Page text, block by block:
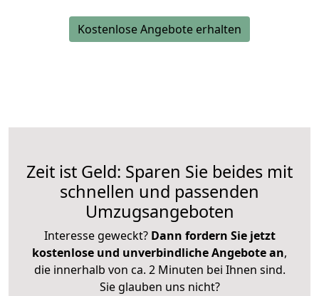
Kostenlose Angebote erhalten
Zeit ist Geld: Sparen Sie beides mit
schnellen und passenden
Umzugsangeboten
Interesse geweckt? Dann fordern Sie jetzt
kostenlose und unverbindliche Angebote an,
die innerhalb von ca. 2 Minuten bei Ihnen sind.
Sie glauben uns nicht?